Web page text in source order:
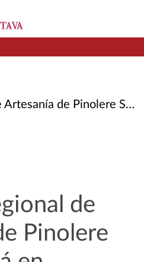
Se Celebrará En Noviembre Presencial y Virtual
de
Pinolere